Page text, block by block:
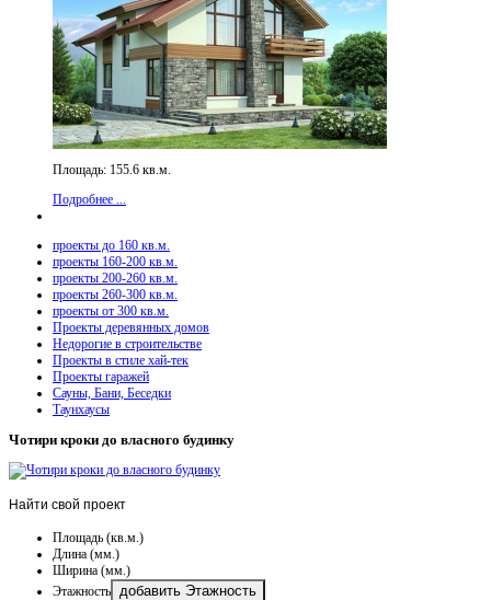
Площадь: 155.6 кв.м.
Подробнее ...
проекты до 160 кв.м.
проекты 160-200 кв.м.
проекты 200-260 кв.м.
проекты 260-300 кв.м.
проекты от 300 кв.м.
Проекты деревянных домов
Недорогие в строительстве
Проекты в стиле хай-тек
Проекты гаражей
Сауны, Бани, Беседки
Таунхаусы
Чотири кроки до власного будинку
Найти свой проект
Площадь (кв.м.)
Длина (мм.)
Ширина (мм.)
Этажность
добавить Этажность